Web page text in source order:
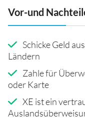
Vor-und
Schicke Geld
Ländern
Zahle für
oder Karte
XE ist ein